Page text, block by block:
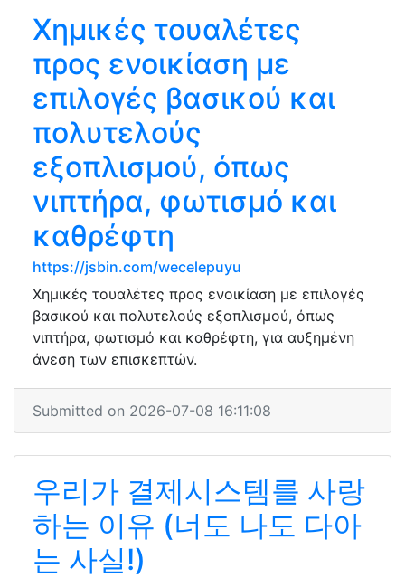
Χημικές τουαλέτες
προς ενοικίαση με
επιλογές βασικού και
πολυτελούς
εξοπλισμού, όπως
νιπτήρα, φωτισμό και
καθρέφτη
https://jsbin.com/wecelepuyu
Χημικές τουαλέτες προς ενοικίαση με επιλογές
βασικού και πολυτελούς εξοπλισμού, όπως
νιπτήρα, φωτισμό και καθρέφτη, για αυξημένη
άνεση των επισκεπτών.
Submitted on 2026-07-08 16:11:08
우리가 결제시스템를 사랑
하는 이유 (너도 나도 다아
는 사실!)